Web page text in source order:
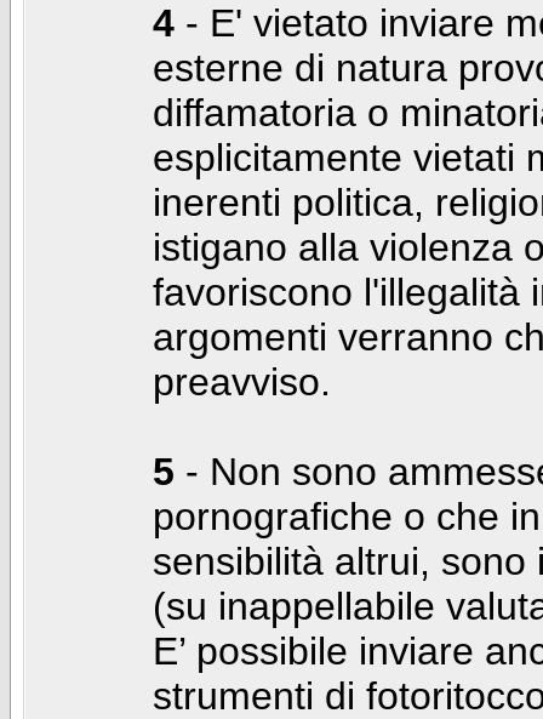
4 - E' vietato inviare
esterne di natura
diffamatoria o
esplicitamente vietati
inerenti politica,
istigano alla violenza
favoriscono l'illegalità
argomenti verranno
preavviso.
5 - Non sono
pornografiche o che
sensibilità altrui,
(su inappellabile
E’ possibile inviare
strumenti di